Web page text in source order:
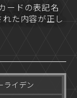
ードの表記名
た内容が正し
ライデン